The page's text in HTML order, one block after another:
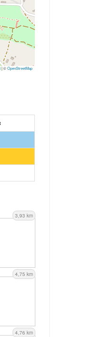
|©OpenStreetMap
3,93 km
4,75 km
4,76 km